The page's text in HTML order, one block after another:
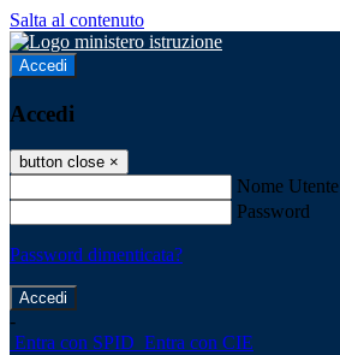
Salta al contenuto
Accedi
Accedi
button close ×
Nome Utente
Password
Password dimenticata?
-
Entra con SPID Entra con CIE